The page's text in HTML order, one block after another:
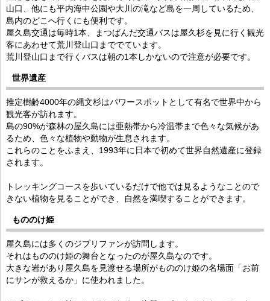
山口、他にも平内海中公園や大川の滝など島を一周しているため、
島内のどこへ行くにも便利です。
屋久島交通は毎時1本、まつばんだ交通バスは屋久杉を見に行く観光
客にあわせて荒川登山口まででています。
荒川登山口まで行くバスは朝の1本しかないので注意が必要です。
世界遺産
推定樹齢4000年の縄文杉はパワースポットとして有名で世界中から
観光客が訪れます。
島の90%が森林の屋久島には亜熱帯から冷温帯まで色々な気候があ
るため、色々な植物や動物が生息されます。
これらのことをふまえ、1993年に日本で初めて世界自然遺産に登録
されます。
トレッキングコースを歩いているだけで他では見るようなことので
きない植物を見ることができ、自然を満喫することができます。
もののけ姫
屋久島には多くのジブリファンが訪問します。
それはもののけ姫の舞台となったのが屋久島なのです。
大きな岩があり屋久島を見渡せる場所がもののけ姫の名場面「お前
にサンが救えるか」に使われました。